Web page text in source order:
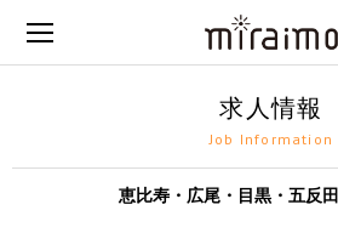
求人情報
Job Information
恵比寿・広尾・目黒・五反田